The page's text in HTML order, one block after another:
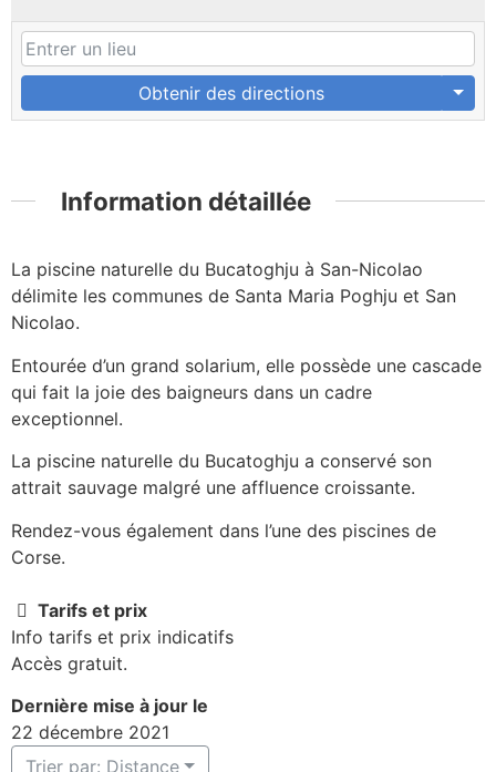
Obtenir des directions
Information détaillée
La piscine naturelle du Bucatoghju à San-Nicolao
délimite les communes de Santa Maria Poghju et San
Nicolao.
Entourée d’un grand solarium, elle possède une cascade
qui fait la joie des baigneurs dans un cadre
exceptionnel.
La piscine naturelle du Bucatoghju a conservé son
attrait sauvage malgré une affluence croissante.
Rendez-vous également dans l’une des piscines de
Corse.
Tarifs et prix
Info tarifs et prix indicatifs
Accès gratuit.
Dernière mise à jour le
22 décembre 2021
Trier par: Distance